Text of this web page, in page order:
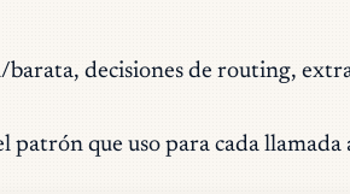
decisiones de routing,
que uso para cada llamada